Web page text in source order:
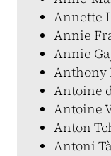
Annette
Annie
Annie
Anthony
Antoine
Antoine
Anton
Antoni